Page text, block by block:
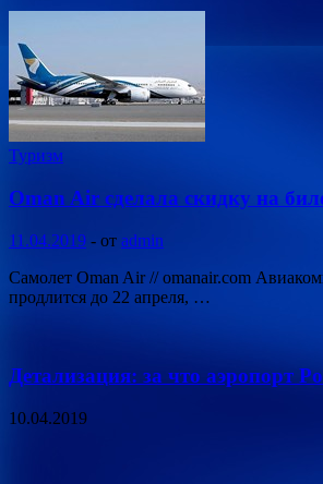
Туризм
Oman Air сделала скидку на
11.04.2019 - от admin
Самолет Oman Air // omanair.com
продлится до 22 апреля, …
Детализация: за что аэропорт
10.04.2019